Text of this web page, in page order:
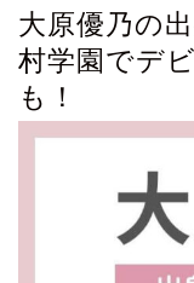
大原優乃の
村学園でデ
も！